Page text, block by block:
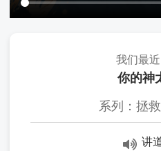
我们最
你的神
系列：拯
讲